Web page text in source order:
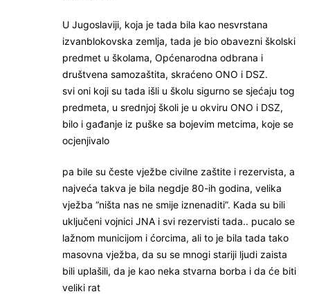
U Jugoslaviji, koja je tada bila kao nesvrstana
izvanblokovska zemlja, tada je bio obavezni školski
predmet u školama, Općenarodna odbrana i
društvena samozaštita, skraćeno ONO i DSZ.
svi oni koji su tada išli u školu sigurno se sjećaju tog
predmeta, u srednjoj školi je u okviru ONO i DSZ,
bilo i gađanje iz puške sa bojevim metcima, koje se
ocjenjivalo
pa bile su česte vježbe civilne zaštite i rezervista, a
najveća takva je bila negdje 80-ih godina, velika
vježba “ništa nas ne smije iznenaditi”. Kada su bili
uključeni vojnici JNA i svi rezervisti tada.. pucalo se
lažnom municijom i ćorcima, ali to je bila tada tako
masovna vježba, da su se mnogi stariji ljudi zaista
bili uplašili, da je kao neka stvarna borba i da će biti
veliki rat